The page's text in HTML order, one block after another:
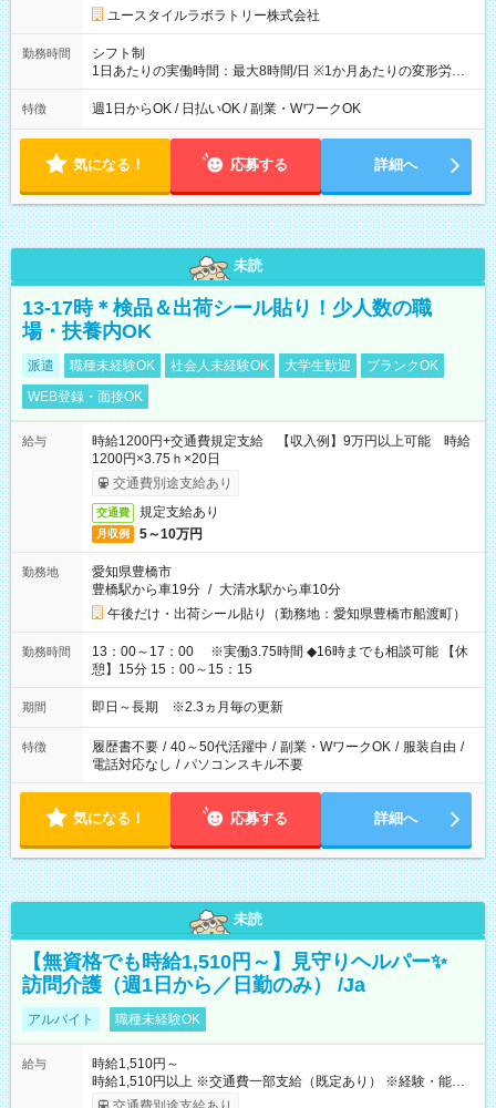
ユースタイルラボラトリー株式会社
勤務時間
シフト制
1日あたりの実働時間：最大8時間/日 ※1か月あたりの変形労働
制（週平均40時間以内） 夜勤：17:00-翌09:00（休憩2時間）
特徴 週1日からOK / 日払いOK / 副業・WワークOK
気になる！ 応募する 詳細へ
未読
13-17時＊検品＆出荷シール貼り！少人数の職
場・扶養内OK
派遣 職種未経験OK 社会人未経験OK 大学生歓迎
ブランクOK
WEB登録・面接OK
給与
時給1200円+交通費規定支給 【収入例】9万円以上可能 時給
1200円×3.75ｈ×20日
交通費別途支給あり
交通費 規定支給あり
月収例 5～10万円
勤務地
愛知県豊橋市
豊橋駅から車19分 / 大清水駅から車10分
午後だけ・出荷シール貼り（勤務地：愛知県豊橋市船渡町）
勤務時間
13：00～17：00 ※実働3.75時間 ◆16時までも相談可能 【休
憩】15分 15：00～15：15
期間 即日～長期 ※2.3ヵ月毎の更新
特徴 履歴書不要 / 40～50代活躍中 / 副業・WワークOK / 服装自由 /
電話対応なし / パソコンスキル不要
気になる！ 応募する 詳細へ
未読
【無資格でも時給1,510円～】見守りヘルパー✨
訪問介護（週1日から／日勤のみ） /Ja
アルバイト 職種未経験OK
給与
時給1,510円～
時給1,510円以上 ※交通費一部支給（既定あり） ※経験・能力を
考慮して決定します 【収入例】 週1回勤務の場合：1,510円×8時